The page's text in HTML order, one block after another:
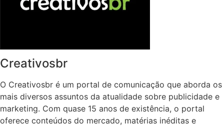
Creativosbr
O Creativosbr é um portal de comunicação que aborda os
mais diversos assuntos da atualidade sobre publicidade e
marketing. Com quase 15 anos de existência, o portal
oferece conteúdos do mercado, matérias inéditas e